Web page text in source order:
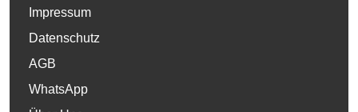
Impressum
Datenschutz
AGB
WhatsApp